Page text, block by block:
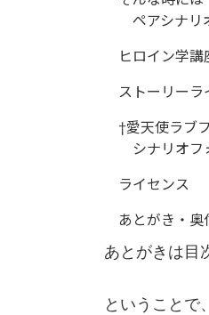
ペアシナリ
ヒロイン学講
ストーリーラ
†愛天使ラブ
シナリオフ
ライセンス
あとがき・奥
あとがきは目
ということで